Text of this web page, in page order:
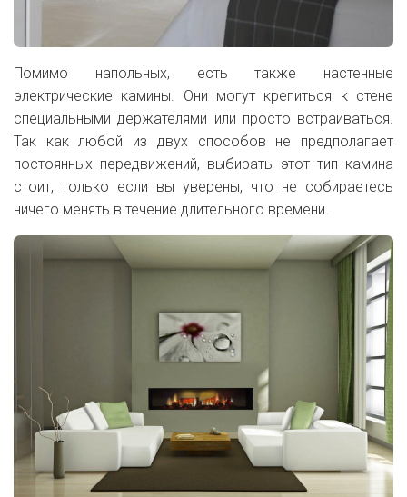
Помимо напольных, есть также настенные
электрические камины. Они могут крепиться к стене
специальными держателями или просто встраиваться.
Так как любой из двух способов не предполагает
постоянных передвижений, выбирать этот тип камина
стоит, только если вы уверены, что не собираетесь
ничего менять в течение длительного времени.